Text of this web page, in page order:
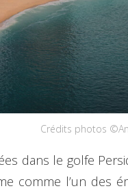
Crédits photos
dans le golfe
comme l’un des